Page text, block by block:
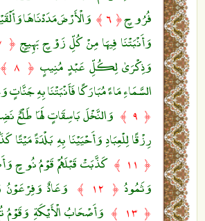
فُرُوجٍ﴿ ٦ ﴾
وَالْأَرْضَ مَدَدْنَاهَا
وَأَنْبَتْنَا فِيهَا مِنْ كُلِّ زَوْجٍ بَهِيجٍ ﴿ ٧ ﴾
وَذِكْرَىٰ لِكُلِّ عَبْدٍ مُنِيبٍ ﴿ ٨ ﴾
السَّمَاءِ مَاءً مُبَارَكًا فَأَنْبَتْنَا بِهِ
﴿ ٩ ﴾ وَالنَّخْلَ بَاسِقَاتٍ لَهَا طَلْعٌ
رِزْقًا لِلْعِبَادِ وَأَحْيَيْنَا بِهِ بَلْدَةً
﴿ ١١ ﴾
كَذَّبَتْ قَبْلَهُمْ قَوْمُ نُوحٍ
وَثَمُودُ ﴿ ١٢ ﴾ وَعَادٌ وَفِرْعَوْنُ
﴿ ١٣ ﴾
وَأَصْحَابُ الْأَيْكَةِ